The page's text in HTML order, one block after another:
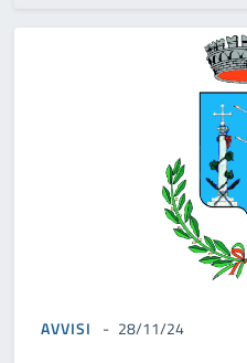
AVVISI 28/11/24